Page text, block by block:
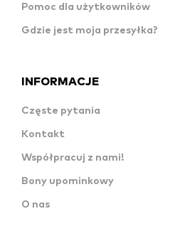
Pomoc dla użytkowników
Gdzie jest moja przesyłka?
INFORMACJE
Częste pytania
Kontakt
Współpracuj z nami!
Bony upominkowy
O nas